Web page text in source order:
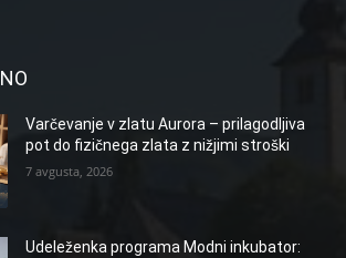
Varčevanje v zlatu Aurora – prilagodljiva
pot do fizičnega zlata z nižjimi stroški
7 avgusta, 2026
Udeleženka programa Modni inkubator: